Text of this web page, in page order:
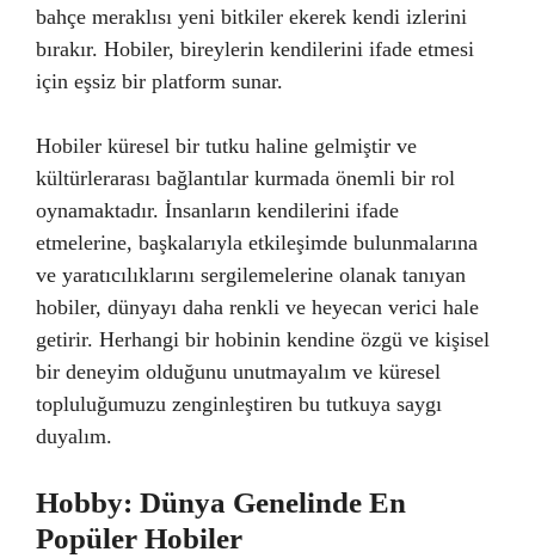
bahçe meraklısı yeni bitkiler ekerek kendi izlerini
bırakır. Hobiler, bireylerin kendilerini ifade etmesi
için eşsiz bir platform sunar.
Hobiler küresel bir tutku haline gelmiştir ve
kültürlerarası bağlantılar kurmada önemli bir rol
oynamaktadır. İnsanların kendilerini ifade
etmelerine, başkalarıyla etkileşimde bulunmalarına
ve yaratıcılıklarını sergilemelerine olanak tanıyan
hobiler, dünyayı daha renkli ve heyecan verici hale
getirir. Herhangi bir hobinin kendine özgü ve kişisel
bir deneyim olduğunu unutmayalım ve küresel
topluluğumuzu zenginleştiren bu tutkuya saygı
duyalım.
Hobby: Dünya Genelinde En
Popüler Hobiler